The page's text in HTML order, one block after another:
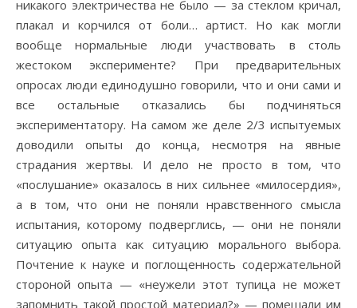
никакого электричества не было — за стеклом кричал,
плакал и корчился от боли… артист. Но как могли
вообще нормальные люди участвовать в столь
жестоком эксперименте? При предварительных
опросах люди единодушно говорили, что и они сами и
все остальные отказались бы подчиняться
экспериментатору. На самом же деле 2/3 испытуемых
доводили опыты до конца, несмотря на явные
страдания жертвы. И дело не просто в том, что
«послушание» оказалось в них сильнее «милосердия»,
а в том, что они не поняли нравственного смысла
испытания, которому подверглись, — они не поняли
ситуацию опыта как ситуацию морального выбора.
Почтение к науке и поглощенность содержательной
стороной опыта — «неужели этот тупица не может
запомнить такой простой материал?» — помешали им